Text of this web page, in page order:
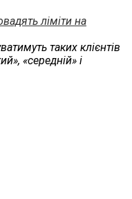
ліміти на
таких клієнтів
«середній» і